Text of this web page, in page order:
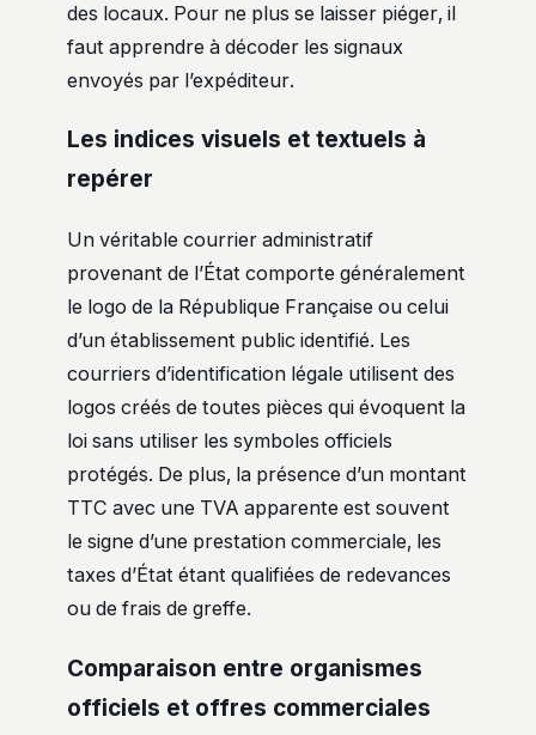
des locaux. Pour ne plus se laisser piéger, il
faut apprendre à décoder les signaux
envoyés par l’expéditeur.
Les indices visuels et textuels à
repérer
Un véritable courrier administratif
provenant de l’État comporte généralement
le logo de la République Française ou celui
d’un établissement public identifié. Les
courriers d’identification légale utilisent des
logos créés de toutes pièces qui évoquent la
loi sans utiliser les symboles officiels
protégés. De plus, la présence d’un montant
TTC avec une TVA apparente est souvent
le signe d’une prestation commerciale, les
taxes d’État étant qualifiées de redevances
ou de frais de greffe.
Comparaison entre organismes
officiels et offres commerciales